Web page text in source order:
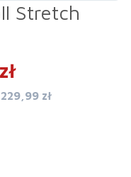
Stretch
229,99 zł